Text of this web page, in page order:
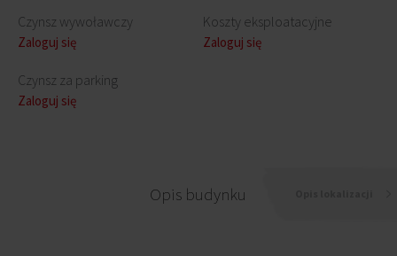
Czynsz wywoławczy
Zaloguj się
Czynsz za parking
Zaloguj się
Koszty eksploatacyjne
Zaloguj się
Opis budynku